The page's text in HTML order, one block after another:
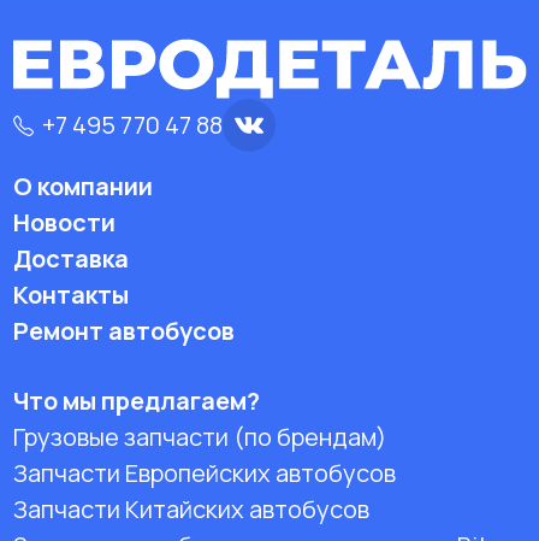
+7 495 770 47 88
О компании
Новости
Доставка
Контакты
Ремонт автобусов
Что мы предлагаем?
Грузовые запчасти (по брендам)
Запчасти Европейских автобусов
Запчасти Китайских автобусов